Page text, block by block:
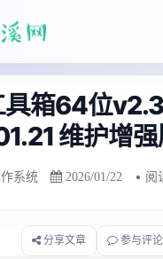
具箱64位v2.3
维护增
系统 2026/01/22 • 阅
分享文章 参与评论